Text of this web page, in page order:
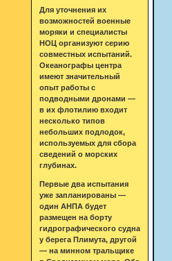
Для уточнения их
возможностей военные
моряки и специалисты
НОЦ организуют серию
совместных испытаний.
Океанографы центра
имеют значительный
опыт работы с
подводными дронами —
в их флотилию входит
несколько типов
небольших подлодок,
используемых для сбора
сведений о морских
глубинах.
Первые два испытания
уже запланированы —
один АНПА будет
размещен на борту
гидрографического судна
у берега Плимута, другой
— на минном тральщике